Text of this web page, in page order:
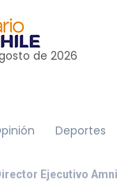
de 2026
Deportes
Ejecutivo